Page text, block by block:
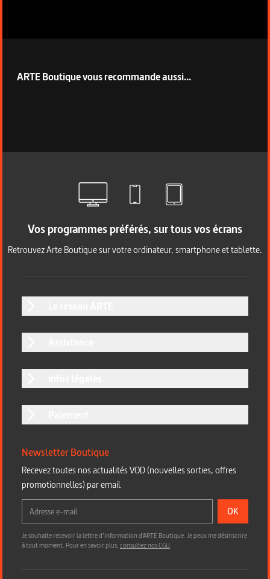
ARTE Boutique vous recommande aussi...
Vos programmes préférés, sur tous vos écrans
Retrouvez Arte Boutique sur votre ordinateur, smartphone et tablette.
Newsletter Boutique
Recevez toutes nos actualités VOD (nouvelles sorties, offres
promotionnelles) par email
OK
Je souhaite recevoir la lettre d’information d'ARTE Boutique. Je peux me désinscrire
à tout moment. Pour en savoir plus,consultez nos CGU.